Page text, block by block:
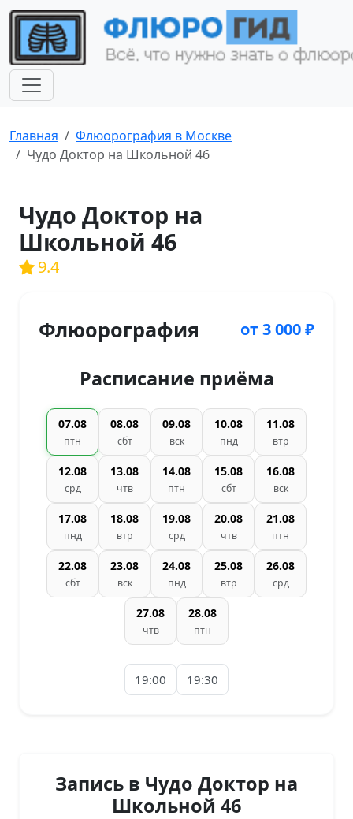
Главная
Флюорография в Москве
Чудо Доктор на Школьной 46
Чудо Доктор на
Школьной 46
9.4
Флюорография от 3 000 ₽
Расписание приёма
07.08
птн
08.08
сбт
09.08
вск
10.08
пнд
11.08
втр
12.08
срд
13.08
чтв
14.08
птн
15.08
сбт
16.08
вск
17.08
пнд
18.08
втр
19.08
срд
20.08
чтв
21.08
птн
22.08
сбт
23.08
вск
24.08
пнд
25.08
втр
26.08
срд
27.08
чтв
28.08
птн
19:00 19:30
Запись в Чудо Доктор на
Школьной 46